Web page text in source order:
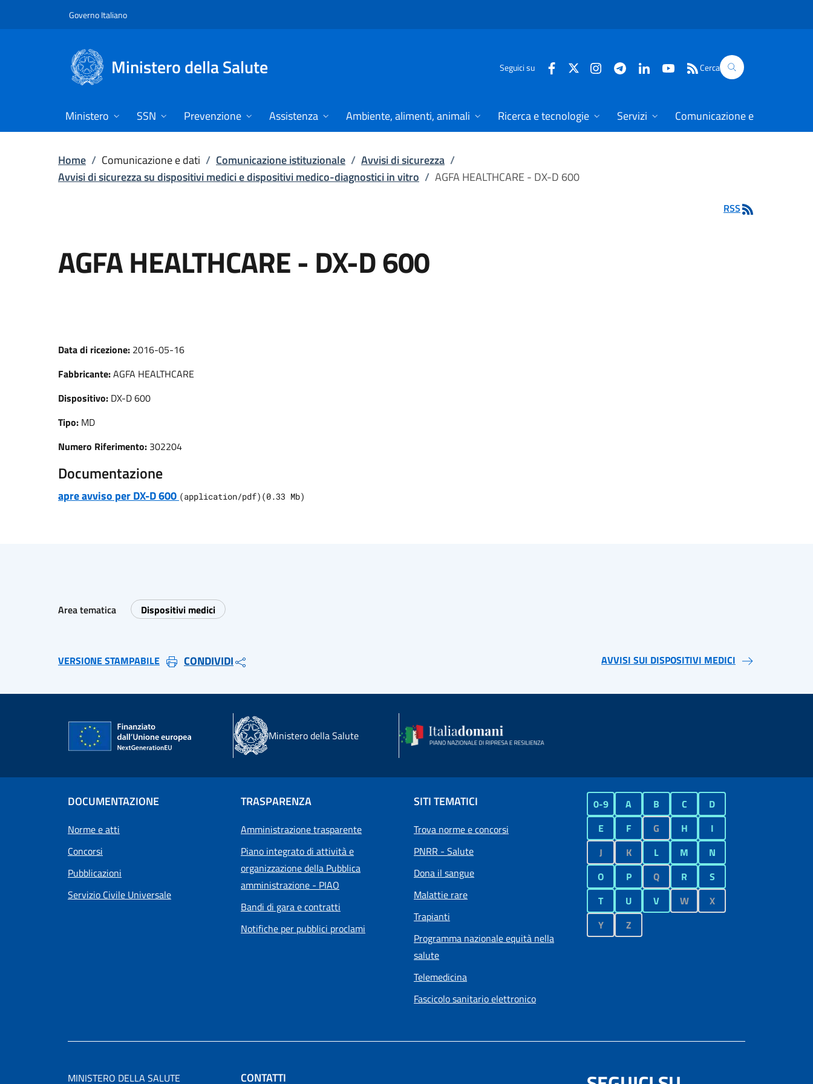
Governo Italiano
Ministero della Salute Seguici su Cerca
Ministero SSN Prevenzione Assistenza Ambiente, alimenti, animali Ricerca e tecnologie Servizi Comunicazione e dati
Home / Comunicazione e dati / Comunicazione istituzionale / Avvisi di sicurezza /
Avvisi di sicurezza su dispositivi medici e dispositivi medico-diagnostici in vitro / AGFA HEALTHCARE - DX-D 600
RSS
AGFA HEALTHCARE - DX-D 600
Data di ricezione: 2016-05-16
Fabbricante:AGFA HEALTHCARE
Dispositivo: DX-D 600
Tipo: MD
Numero Riferimento: 302204
Documentazione
apre avviso per DX-D 600 (application/pdf) (0.33 Mb)
Area tematica Dispositivi medici
VERSIONE STAMPABILE CONDIVIDI AVVISI SUI DISPOSITIVI MEDICI
Ministero della Salute
DOCUMENTAZIONE
Norme e atti
Concorsi
Pubblicazioni
Servizio Civile Universale
TRASPARENZA
Amministrazione trasparente
Piano integrato di attività e
organizzazione della Pubblica
amministrazione - PIAO
Bandi di gara e contratti
Notifiche per pubblici proclami
SITI TEMATICI
Trova norme e concorsi
PNRR - Salute
Dona il sangue
Malattie rare
Trapianti
Programma nazionale equità nella
salute
Telemedicina
Fascicolo sanitario elettronico
0-9 A B C
D
E
F G H
I
J
K L M
N
O
P Q R
S
T
U V W
X
Y
Z
MINISTERO DELLA SALUTE CONTATTI